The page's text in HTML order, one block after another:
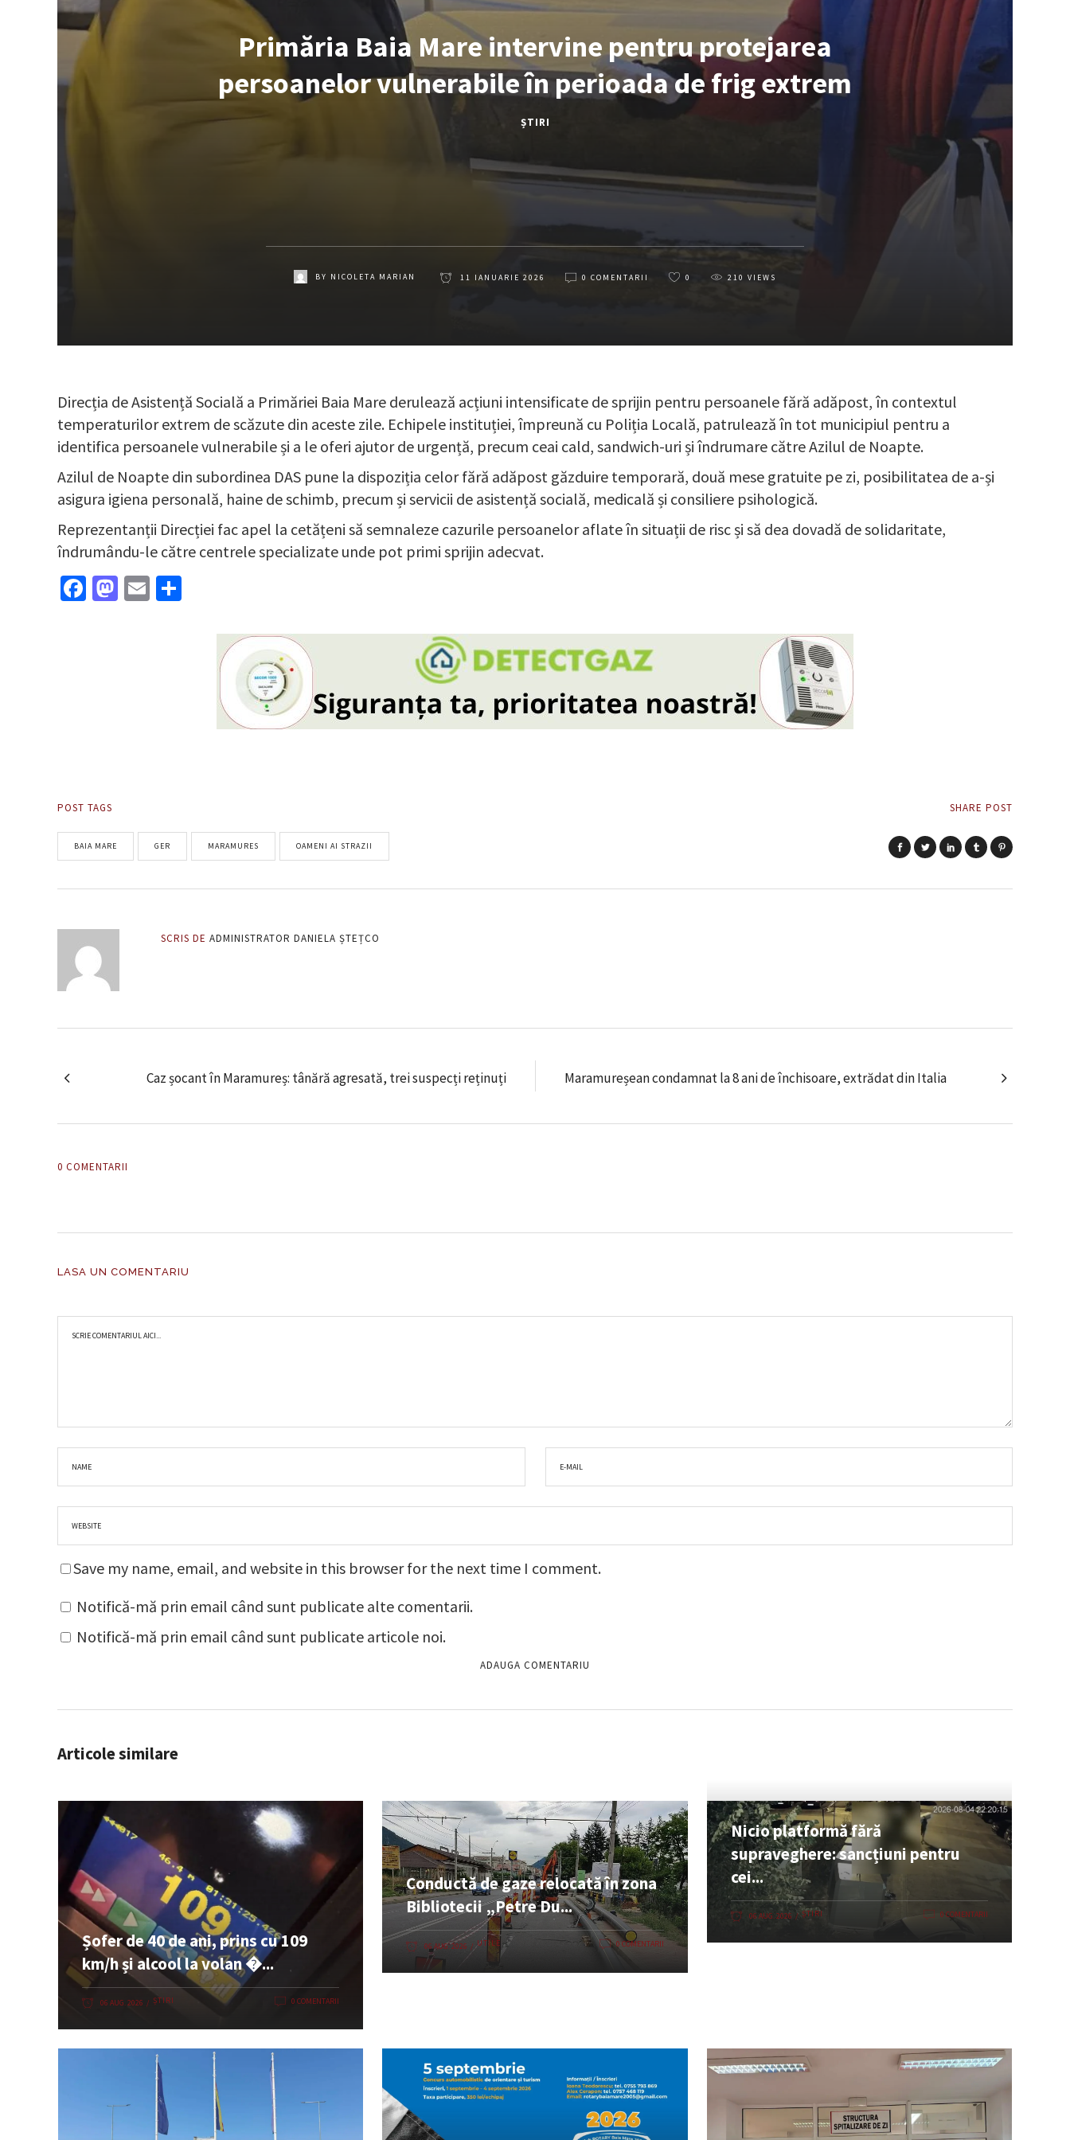
Primăria Baia Mare intervine pentru protejarea
persoanelor vulnerabile în perioada de frig extrem
ȘTIRI
BY NICOLETA MARIAN 11 IANUARIE 2026 0 COMENTARII 0 210 VIEWS
Direcția de Asistență Socială a Primăriei Baia Mare derulează acțiuni intensificate de sprijin pentru persoanele fără adăpost, în contextul
temperaturilor extrem de scăzute din aceste zile. Echipele instituției, împreună cu Poliția Locală, patrulează în tot municipiul pentru a
identifica persoanele vulnerabile și a le oferi ajutor de urgență, precum ceai cald, sandwich-uri și îndrumare către Azilul de Noapte.
Azilul de Noapte din subordinea DAS pune la dispoziția celor fără adăpost găzduire temporară, două mese gratuite pe zi, posibilitatea de a-și
asigura igiena personală, haine de schimb, precum și servicii de asistență socială, medicală și consiliere psihologică.
Reprezentanții Direcției fac apel la cetățeni să semnaleze cazurile persoanelor aflate în situații de risc și să dea dovadă de solidaritate,
îndrumându-le către centrele specializate unde pot primi sprijin adecvat.
Facebook
Mastodon
Email
POST TAGS
BAIA MARE GER MARAMURES OAMENI AI STRAZII
SHARE POST
SCRIS DE ADMINISTRATOR DANIELA ȘTEȚCO
Caz șocant în Maramureș: tânără agresată, trei suspecți reținuți Maramureșean condamnat la 8 ani de închisoare, extrădat din Italia
0 COMENTARII
LASA UN COMENTARIU
Save my name, email, and website in this browser for the next time I comment.
Notifică-mă prin email când sunt publicate alte comentarii.
Notifică-mă prin email când sunt publicate articole noi.
Articole similare
Șofer de 40 de ani, prins cu 109
km/h și alcool la volan �...
06 AUG. 2026 ȘTIRI 0 COMENTARII
Conductă de gaze relocată în zona
Bibliotecii „Petre Du...
06 AUG. 2026 UTILE 0 COMENTARII
Nicio platformă fără
supraveghere: sancțiuni pentru
cei...
06 AUG. 2026 ȘTIRI 0 COMENTARII